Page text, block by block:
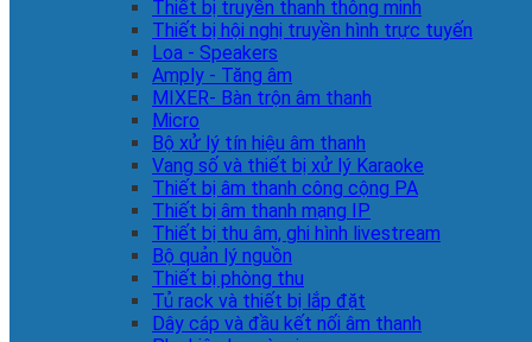
Thiết bị truyền thanh thông minh
Thiết bị hội nghị truyền hình trực tuyến
Loa - Speakers
Amply - Tăng âm
MIXER- Bàn trộn âm thanh
Micro
Bộ xử lý tín hiệu âm thanh
Vang số và thiết bị xử lý Karaoke
Thiết bị âm thanh công cộng PA
Thiết bị âm thanh mạng IP
Thiết bị thu âm, ghi hình livestream
Bộ quản lý nguồn
Thiết bị phòng thu
Tủ rack và thiết bị lắp đặt
Dây cáp và đầu kết nối âm thanh